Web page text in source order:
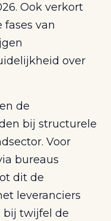
Ook verkort
van
over
de
bij structurele
Voor
bureaus
dit de
leveranciers
bij twijfel de